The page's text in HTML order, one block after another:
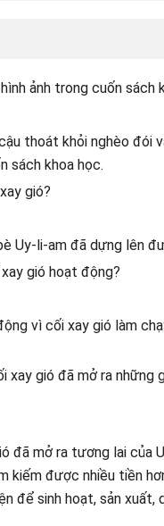
ảnh trong cuốn sách
thoát khỏi nghèo đói
sách khoa học.
gió?
Uy-li-am đã dựng lên
gió hoạt động?
vì cối xay gió làm
gió đã mở ra những
đã mở ra tương lai của
kiếm được nhiều tiền
để sinh hoạt, sản xuất,